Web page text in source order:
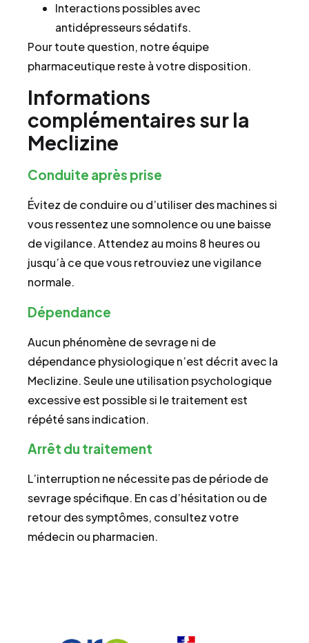
Interactions possibles avec
antidépresseurs sédatifs.
Pour toute question, notre équipe
pharmaceutique reste à votre disposition.
Informations
complémentaires sur la
Meclizine
Conduite après prise
Évitez de conduire ou d’utiliser des machines si
vous ressentez une somnolence ou une baisse
de vigilance. Attendez au moins 8 heures ou
jusqu’à ce que vous retrouviez une vigilance
normale.
Dépendance
Aucun phénomène de sevrage ni de
dépendance physiologique n’est décrit avec la
Meclizine. Seule une utilisation psychologique
excessive est possible si le traitement est
répété sans indication.
Arrêt du traitement
L’interruption ne nécessite pas de période de
sevrage spécifique. En cas d’hésitation ou de
retour des symptômes, consultez votre
médecin ou pharmacien.